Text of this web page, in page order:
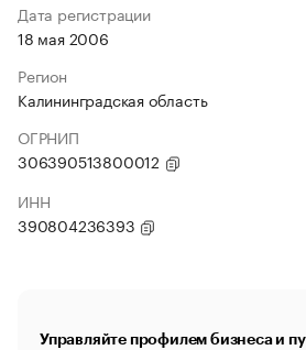
Дата регистрации
18 мая 2006
Регион
Калининградская область
ОГРНИП
306390513800012
ИНН
390804236393
Управляйте профилем бизнеса и